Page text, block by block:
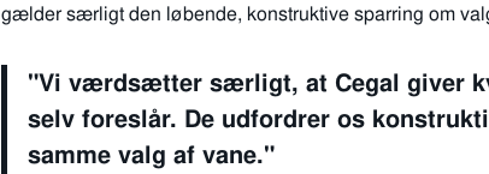
gælder særligt den løbende, konstruktive sparring om
"Vi værdsætter særligt, at Cegal giver
selv foreslår. De udfordrer os
samme valg af vane."